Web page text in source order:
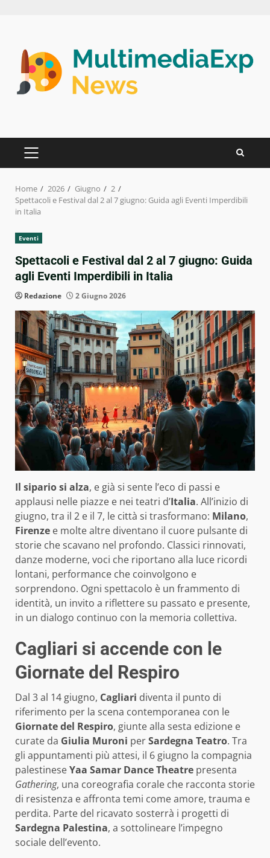
content
PRIMARY
MENU
Home 2026 Giugno
2
Spettacoli e Festival dal 2 al 7 giugno: Guida agli Eventi Imperdibili
in Italia
Eventi
Spettacoli e Festival dal 2 al 7 giugno: Guida
agli Eventi Imperdibili in Italia
Redazione 2 Giugno 2026
Il sipario si alza, e già si sente l’eco di passi e
applausi nelle piazze e nei teatri d’Italia. All’inizio di
giugno, tra il 2 e il 7, le città si trasformano: Milano,
Firenze e molte altre diventano il cuore pulsante di
storie che scavano nel profondo. Classici rinnovati,
danze moderne, voci che riportano alla luce ricordi
lontani, performance che coinvolgono e
sorprendono. Ogni spettacolo è un frammento di
identità, un invito a riflettere su passato e presente,
in un dialogo continuo con la memoria collettiva.
Cagliari si accende con le
Giornate del Respiro
Dal 3 al 14 giugno, Cagliari diventa il punto di
riferimento per la scena contemporanea con le
Giornate del Respiro, giunte alla sesta edizione e
curate da Giulia Muroni perSardegna Teatro. Tra
gli appuntamenti più attesi, il 6 giugno la compagnia
palestineseYaa Samar Dance Theatre presenta
Gathering, una coreografia corale che racconta storie
di resistenza e affronta temi come amore, trauma e
perdita. Parte del ricavato sosterrà i progetti di
Sardegna Palestina, a sottolineare l’impegno
sociale dell’evento.